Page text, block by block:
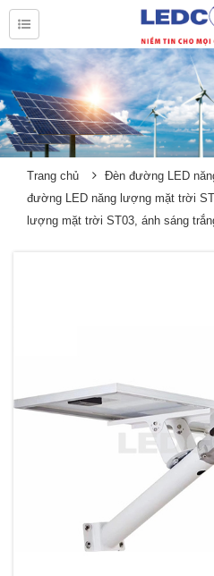
Trang chủ Đèn đường LED
đường LED năng lượng mặt trời
lượng mặt trời ST03, ánh sáng